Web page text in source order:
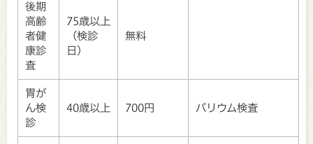
後期
高齢
者健
康診
査
75歳以上
（検診
日）
無料
胃が
ん検
診
40歳以上 700円 バリウム検査